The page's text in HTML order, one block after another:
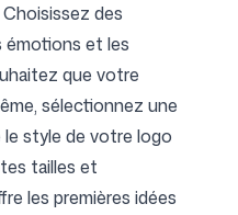
des
émotions et les
que votre
sélectionnez une
style de votre logo
tailles et
les premières idées